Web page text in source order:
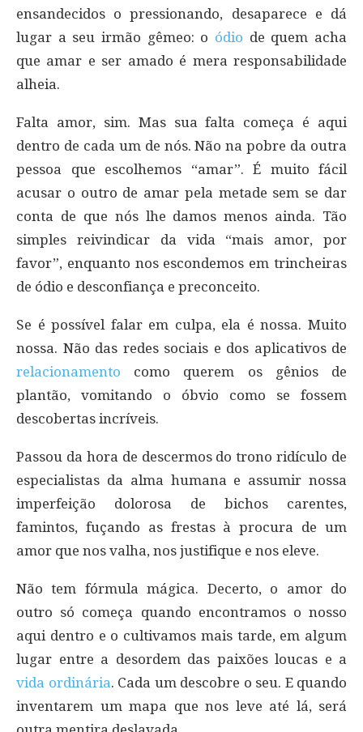
ensandecidos o pressionando, desaparece e dá
lugar a seu irmão gêmeo: o ódio de quem acha
que amar e ser amado é mera responsabilidade
alheia.
Falta amor, sim. Mas sua falta começa é aqui
dentro de cada um de nós. Não na pobre da outra
pessoa que escolhemos “amar”. É muito fácil
acusar o outro de amar pela metade sem se dar
conta de que nós lhe damos menos ainda. Tão
simples reivindicar da vida “mais amor, por
favor”, enquanto nos escondemos em trincheiras
de ódio e desconfiança e preconceito.
Se é possível falar em culpa, ela é nossa. Muito
nossa. Não das redes sociais e dos aplicativos de
relacionamento como querem os gênios de
plantão, vomitando o óbvio como se fossem
descobertas incríveis.
Passou da hora de descermos do trono ridículo de
especialistas da alma humana e assumir nossa
imperfeição dolorosa de bichos carentes,
famintos, fuçando as frestas à procura de um
amor que nos valha, nos justifique e nos eleve.
Não tem fórmula mágica. Decerto, o amor do
outro só começa quando encontramos o nosso
aqui dentro e o cultivamos mais tarde, em algum
lugar entre a desordem das paixões loucas e a
vida ordinária. Cada um descobre o seu. E quando
inventarem um mapa que nos leve até lá, será